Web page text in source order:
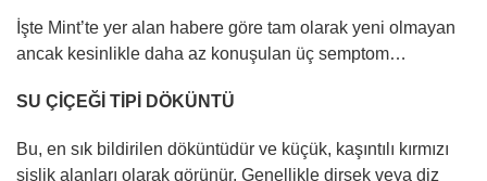
İşte Mint’te yer alan habere göre tam olarak yeni olmayan
ancak kesinlikle daha az konuşulan üç semptom…
SU ÇİÇEĞİ TİPİ DÖKÜNTÜ
Bu, en sık bildirilen döküntüdür ve küçük, kaşıntılı kırmızı
şişlik alanları olarak görünür. Genellikle dirsek veya diz